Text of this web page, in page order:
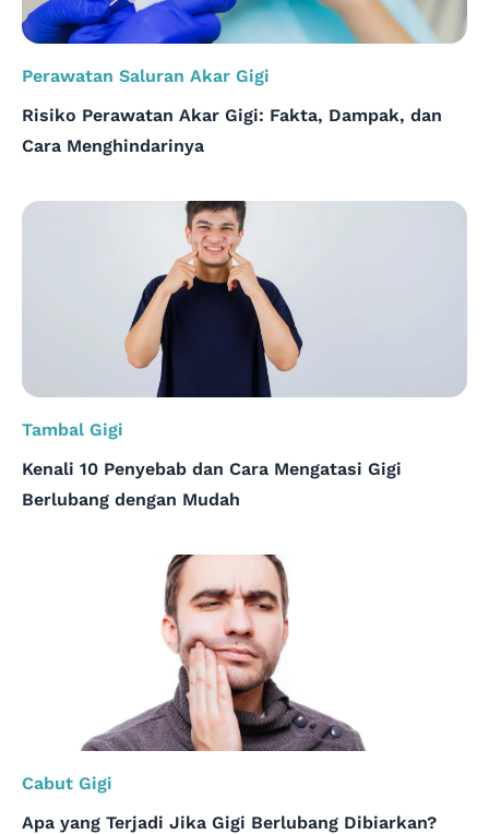
Perawatan Saluran Akar Gigi
Risiko Perawatan Akar Gigi: Fakta, Dampak, dan
Cara Menghindarinya
Tambal Gigi
Kenali 10 Penyebab dan Cara Mengatasi Gigi
Berlubang dengan Mudah
Cabut Gigi
Apa yang Terjadi Jika Gigi Berlubang Dibiarkan?